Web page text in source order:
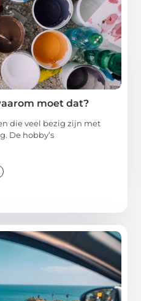
moet dat?
die veel bezig zijn met
De hobby’s